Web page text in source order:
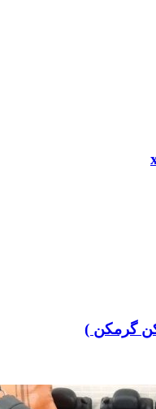
گرمکن )